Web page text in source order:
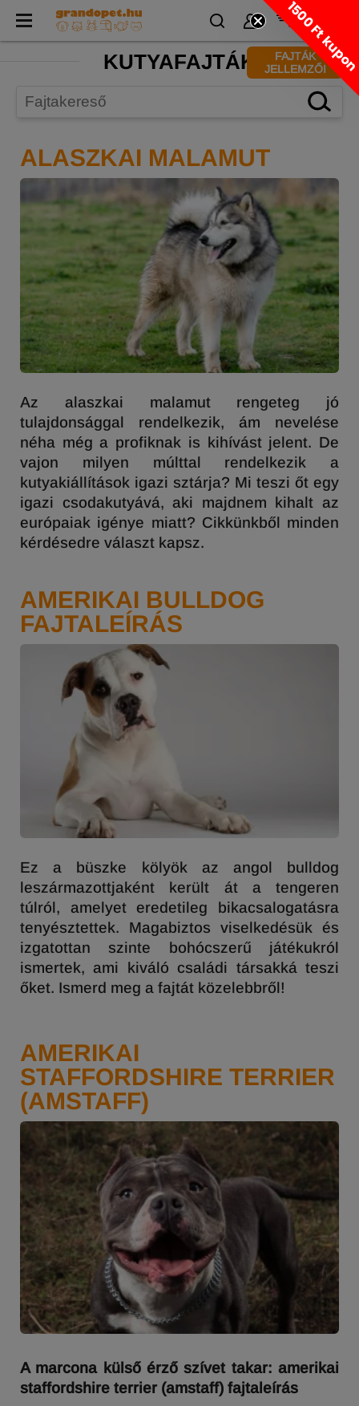
KUTYAFAJTÁK
ALASZKAI MALAMUT
Az alaszkai malamut rengeteg jó
tulajdonsággal rendelkezik, ám nevelése
néha még a profiknak is kihívást jelent. De
vajon milyen múlttal rendelkezik a
kutyakiállítások igazi sztárja? Mi teszi őt egy
igazi csodakutyává, aki majdnem kihalt az
európaiak igénye miatt? Cikkünkből minden
kérdésedre választ kapsz.
AMERIKAI BULLDOG
FAJTALEÍRÁS
Ez a büszke kölyök az angol bulldog
leszármazottjaként került át a tengeren
túlról, amelyet eredetileg bikacsalogatásra
tenyésztettek. Magabiztos viselkedésük és
izgatottan szinte bohócszerű játékukról
ismertek, ami kiváló családi társakká teszi
őket. Ismerd meg a fajtát közelebbről!
AMERIKAI
STAFFORDSHIRE TERRIER
(AMSTAFF)
A marcona külső érző szívet takar: amerikai
staffordshire terrier (amstaff) fajtaleírás
FAJTÁK
JELLEMZŐI
1500 Ft